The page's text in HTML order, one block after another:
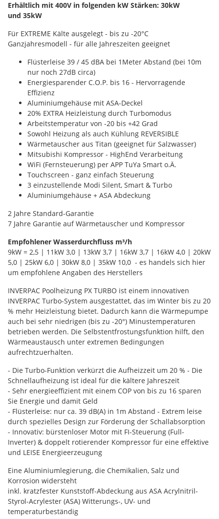
Erhältlich mit 400V in folgenden kW Stärken: 30kW
und 35kW
Für EXTREME Kälte ausgelegt - bis zu -20°C
Ganzjahresmodell - für alle Jahreszeiten geeignet
Flüsterleise 39 / 45 dBA bei 1Meter Abstand (bei 10m
nur noch 27dB circa)
Energiesparender C.O.P. bis 16 - Hervorragende
Effizienz
Aluminiumgehäuse mit ASA-Deckel
20% EXTRA Heizleistung durch Turbomodus
Arbeitstemperatur von -20 bis +42 Grad
Sowohl Heizung als auch Kühlung REVERSIBLE
Wärmetauscher aus Titan (geeignet für Salzwasser)
Mitsubishi Kompressor - HighEnd Verarbeitung
WiFi (Fernsteuerung) per APP TuYa Smart o.Ä.
Touchscreen - ganz einfach Steuerung
3 einzustellende Modi Silent, Smart & Turbo
Aluminiumgehäuse + ASA Abdeckung
2 Jahre Standard-Garantie
7 Jahre Garantie auf Wärmetauscher und Kompressor
Empfohlener Wasserdurchfluss m³/h
9kW = 2,5 | 11kW 3,0 | 13kW 3,7 | 16kW 3,7 | 16kW 4,0 | 20kW
5,0 | 25kW 6,0 | 30kW 8,0 | 35kW 10,0 - es handels sich hier
um empfohlene Angaben des Herstellers
INVERPAC Poolheizung PX TURBO ist einem innovativen
INVERPAC Turbo-System ausgestattet, das im Winter bis zu 20
% mehr Heizleistung bietet. Dadurch kann die Wärmepumpe
auch bei sehr niedrigen (bis zu -20°) Minustemperaturen
betrieben werden. Die Selbstentfrostungsfunktion hilft, den
Wärmeaustausch unter extremen Bedingungen
aufrechtzuerhalten.
- Die Turbo-Funktion verkürzt die Aufheizzeit um 20 % - Die
Schnellaufheizung ist ideal für die kältere Jahreszeit
- Sehr energieeffizient mit einem COP von bis zu 16 sparen
Sie Energie und damit Geld
- Flüsterleise: nur ca. 39 dB(A) in 1m Abstand - Extrem leise
durch spezielles Design zur Förderung der Schallabsorption
- Innovativ: bürstenloser Motor mit FI-Steuerung (Full-
Inverter) & doppelt rotierender Kompressor für eine effektive
und LEISE Energieerzeugung
Eine Aluminiumlegierung, die Chemikalien, Salz und
Korrosion widersteht
inkl. kratzfester Kunststoff-Abdeckung aus ASA Acrylnitril-
Styrol-Acrylester (ASA) Witterungs-, UV- und
temperaturbeständig